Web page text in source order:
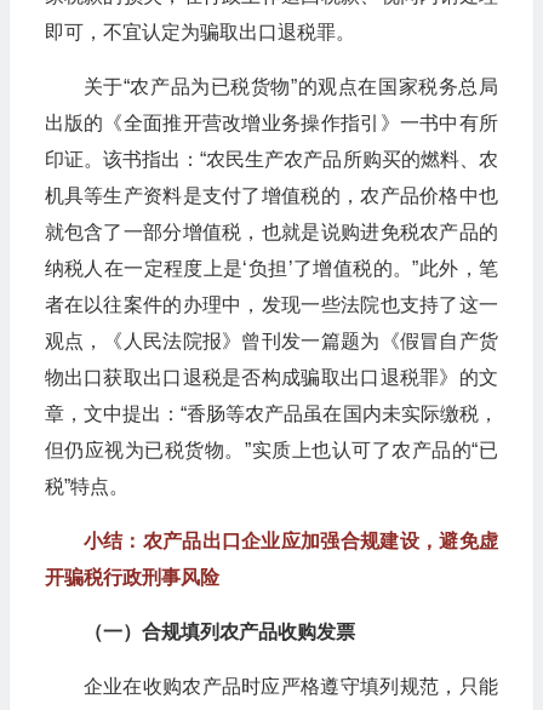
即可，不宜认定为骗取出口退税罪。
关于“农产品为已税货物”的观点在国家税务总局
出版的《全面推开营改增业务操作指引》一书中有所
印证。该书指出：“农民生产农产品所购买的燃料、农
机具等生产资料是支付了增值税的，农产品价格中也
就包含了一部分增值税，也就是说购进免税农产品的
纳税人在一定程度上是‘负担’了增值税的。”此外，笔
者在以往案件的办理中，发现一些法院也支持了这一
观点，《人民法院报》曾刊发一篇题为《假冒自产货
物出口获取出口退税是否构成骗取出口退税罪》的文
章，文中提出：“香肠等农产品虽在国内未实际缴税，
但仍应视为已税货物。”实质上也认可了农产品的“已
税”特点。
小结：农产品出口企业应加强合规建设，避免虚
开骗税行政刑事风险
（一）合规填列农产品收购发票
企业在收购农产品时应严格遵守填列规范，只能